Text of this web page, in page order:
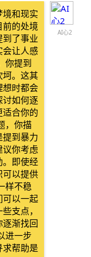
AI心2
和现实
前的处境
了事业
会让人感
你提到
坷。这其
想时都会
如何逐
合你的
，你描
到暴力
你考虑
。即使经
可以提供
样不稳
可以一起
支点，
渐找回
进一步
求帮助是